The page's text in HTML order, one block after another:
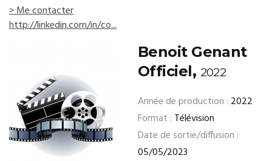
> Me contacter
http://linkedin.com/in/co...
Benoit Genant
Officiel, 2022
Année de production : 2022
Format : Télévision
Date de sortie/diffusion :
05/05/2023